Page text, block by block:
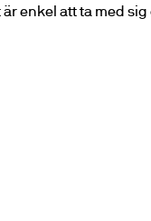
enkel att ta med